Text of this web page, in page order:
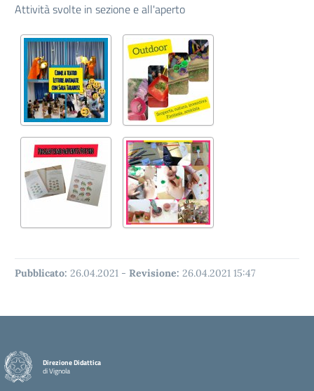
Attività svolte in sezione e all'aperto
Pubblicato: 26.04.2021 - Revisione: 26.04.2021 15:47
Direzione Didattica
di Vignola